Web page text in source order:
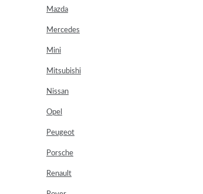
Mazda
Mercedes
Mini
Mitsubishi
Nissan
Opel
Peugeot
Porsche
Renault